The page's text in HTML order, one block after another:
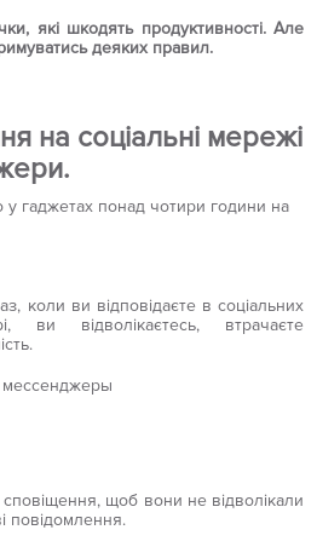
які шкодять продуктивності. Але
деяких правил.
на соціальні мережі
гаджетах понад чотири години на
коли ви відповідаєте в соціальних
ви відволікаєтесь, втрачаєте
щоб вони не відволікали
повідомлення.